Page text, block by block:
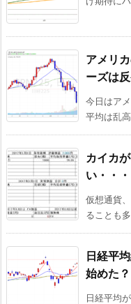
アメリ
ーズは
今日はア
平均は乱
カイカ
い・・・
仮想通貨
ることも
日経平
始めた？
日経平均